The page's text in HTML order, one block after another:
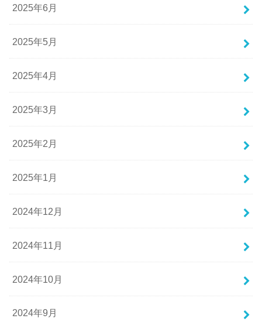
2025年6月
2025年5月
2025年4月
2025年3月
2025年2月
2025年1月
2024年12月
2024年11月
2024年10月
2024年9月